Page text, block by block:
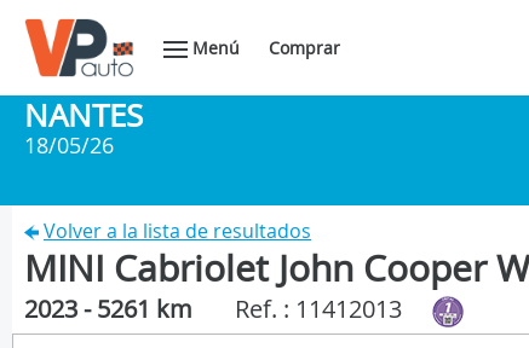
Menú Comprar
NANTES
18/05/26
Volver a la lista de resultados
MINI Cabriolet John Cooper
2023 - 5261 km Ref. : 11412013